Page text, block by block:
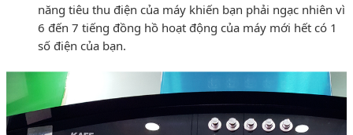
năng tiêu thu điện của máy khiến bạn phải ngạc nhiên vì
6 đến 7 tiếng đồng hồ hoạt động của máy mới hết có 1
số điện của bạn.